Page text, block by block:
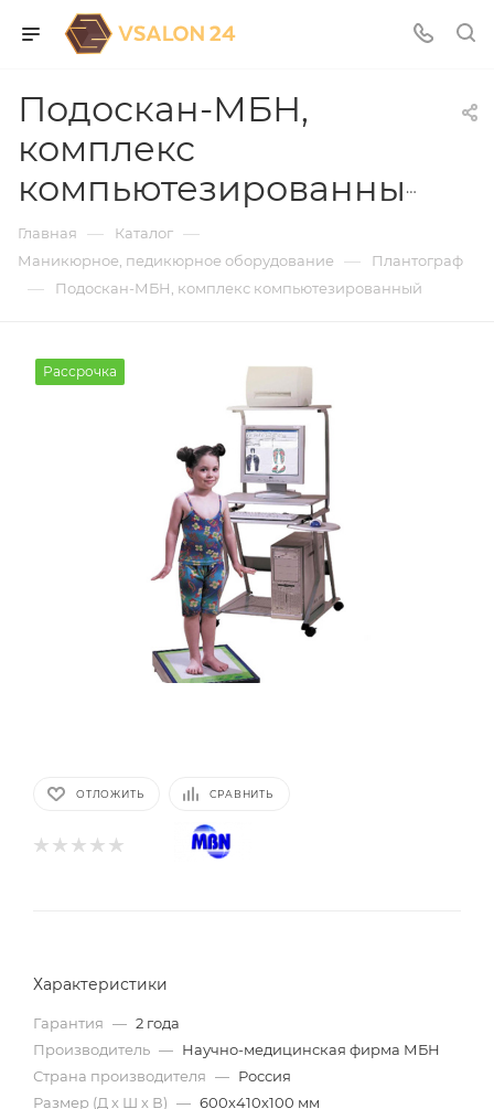
Подоскан-МБН,
комплекс
компьютезированный
Главная — Каталог —
Маникюрное, педикюрное оборудование — Плантограф
— Подоскан-МБН, комплекс компьютезированный
Рассрочка
ОТЛОЖИТЬ СРАВНИТЬ
Характеристики
Гарантия — 2 года
Производитель — Научно-медицинская фирма МБН
Страна производителя — Россия
Размер (Д х Ш х В) — 600х410х100 мм